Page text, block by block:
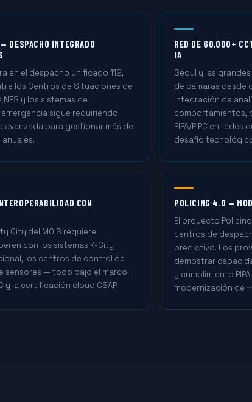
DESPACHO INTEGRADO
en el despacho unificado 112,
los Centros de Situaciones de
y los sistemas de
sigue requiriendo
para gestionar más de
RED DE 60,000+
IA
Seoul y las
de cámaras desde
integración de
comportamientos,
PIPA/PIPC en
desafío
CON
City del MOIS requiere
con los sistemas K-City
los centros de control de
sensores — todo bajo el marco
y la certificación cloud CSAP.
POLICING 4.0 —
El proyecto
centros de
predictivo. Los
demostrar
y cumplimiento
modernización de